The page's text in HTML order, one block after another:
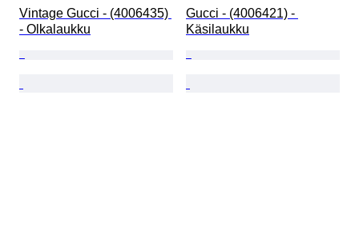
Vintage Gucci - (4006435)
- Olkalaukku
Gucci - (4006421) -
Käsilaukku